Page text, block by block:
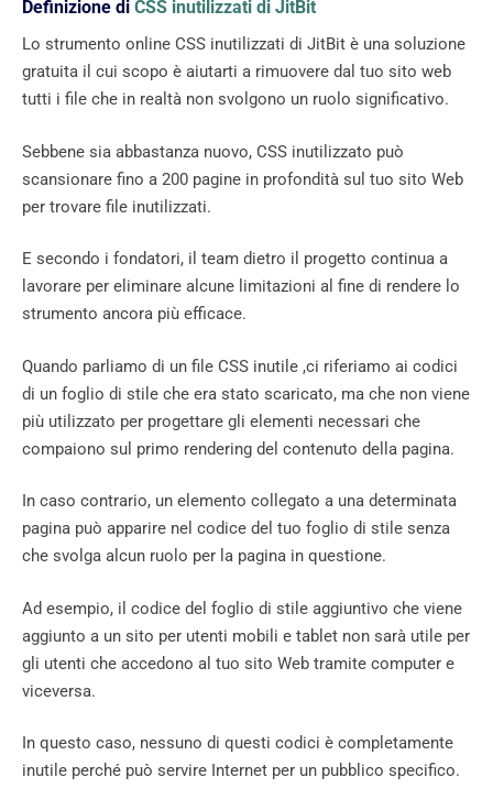
Definizione di CSS inutilizzati di JitBit
Lo strumento online CSS inutilizzati di JitBit è una soluzione
gratuita il cui scopo è aiutarti a rimuovere dal tuo sito web
tutti i file che in realtà non svolgono un ruolo significativo.
Sebbene sia abbastanza nuovo, CSS inutilizzato può
scansionare fino a 200 pagine in profondità sul tuo sito Web
per trovare file inutilizzati.
E secondo i fondatori, il team dietro il progetto continua a
lavorare per eliminare alcune limitazioni al fine di rendere lo
strumento ancora più efficace.
Quando parliamo di un file CSS inutile ,ci riferiamo ai codici
di un foglio di stile che era stato scaricato, ma che non viene
più utilizzato per progettare gli elementi necessari che
compaiono sul primo rendering del contenuto della pagina.
In caso contrario, un elemento collegato a una determinata
pagina può apparire nel codice del tuo foglio di stile senza
che svolga alcun ruolo per la pagina in questione.
Ad esempio, il codice del foglio di stile aggiuntivo che viene
aggiunto a un sito per utenti mobili e tablet non sarà utile per
gli utenti che accedono al tuo sito Web tramite computer e
viceversa.
In questo caso, nessuno di questi codici è completamente
inutile perché può servire Internet per un pubblico specifico.